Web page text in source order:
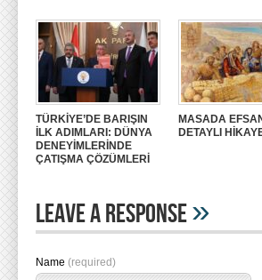
TÜRKİYE’DE BARIŞIN
İLK ADIMLARI: DÜNYA
DENEYİMLERİNDE
ÇATIŞMA ÇÖZÜMLERİ
MASADA
DETAYLI
Leave A Response»
Name (required)